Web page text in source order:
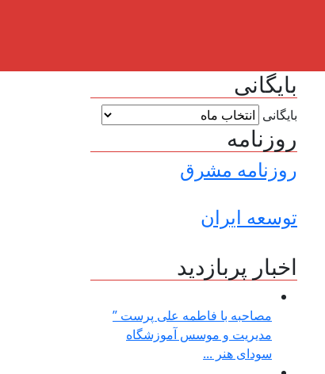
بایگانی
بایگانی
روزنامه
روزنامه مشرق
توسعه ایران
اخبار پربازدید
مصاحبه با فاطمه علی پرست ”
مدیریت و موسس آموزشگاه
سودای هنر ...